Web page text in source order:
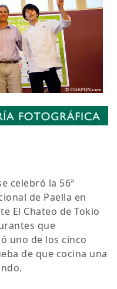
celebró la 56ª
de Paella en
El Chateo de Tokio
que
uno de los cinco
de que cocina una